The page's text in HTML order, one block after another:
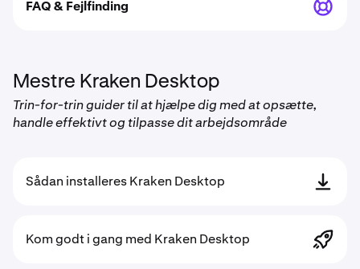
FAQ & Fejlfinding
Mestre Kraken Desktop
Trin-for-trin guider til at hjælpe dig med at opsætte,
handle effektivt og tilpasse dit arbejdsområde
Sådan installeres Kraken Desktop
Kom godt i gang med Kraken Desktop